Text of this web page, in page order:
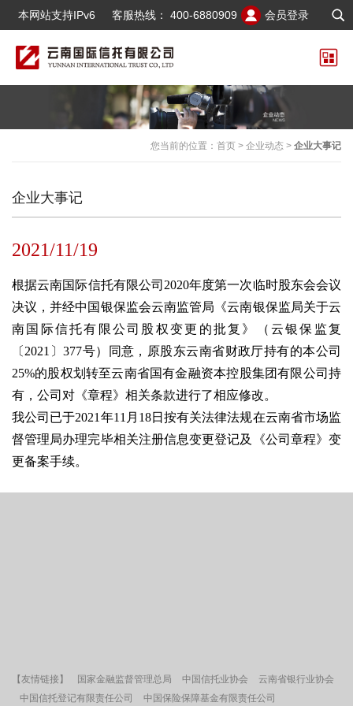
会员登录
客服热线： 400-6880909
本网站支持IPv6
您当前的位置： 首页 > 企业动态 > 企业大事记
企业大事记
2021/11/19
根据云南国际信托有限公司2020年度第一次临时股东会会议
决议，并经中国银保监会云南监管局《云南银保监局关于云
南国际信托有限公司股权变更的批复》（云银保监复
〔2021〕377号）同意，原股东云南省财政厅持有的本公司
25%的股权划转至云南省国有金融资本控股集团有限公司持
有，公司对《章程》相关条款进行了相应修改。
我公司已于2021年11月18日按有关法律法规在云南省市场监
督管理局办理完毕相关注册信息变更登记及《公司章程》变
更备案手续。
【友情链接】 国家金融监督管理总局 中国信托业协会
云南省银行业协会
中国信托登记有限责任公司
中国保险保障基金有限责任公司